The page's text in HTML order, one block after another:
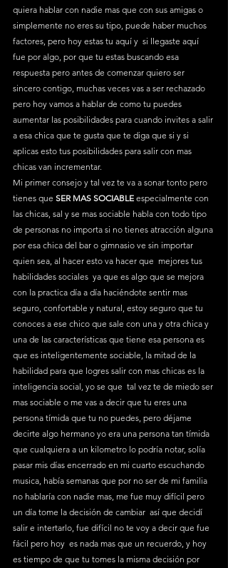
quiera hablar con nadie mas que con sus amigas o
simplemente no eres su tipo, puede haber muchos
factores, pero hoy estas tu aquí y  si llegaste aquí
fue por algo, por que tu estas buscando esa
respuesta pero antes de comenzar quiero ser
sincero contigo, muchas veces vas a ser rechazado
pero hoy vamos a hablar de como tu puedes
aumentar las posibilidades para cuando invites a salir
a esa chica que te gusta que te diga que si y si
aplicas esto tus posibilidades para salir con mas
chicas van incrementar.
Mi primer consejo y tal vez te va a sonar tonto pero
tienes que SER MAS SOCIABLE especialmente con
las chicas, sal y se mas sociable habla con todo tipo
de personas no importa si no tienes atracción alguna
por esa chica del bar o gimnasio ve sin importar
quien sea, al hacer esto va hacer que  mejores tus
habilidades sociales  ya que es algo que se mejora
con la practica día a día haciéndote sentir mas
seguro, confortable y natural, estoy seguro que tu
conoces a ese chico que sale con una y otra chica y
una de las características que tiene esa persona es
que es inteligentemente sociable, la mitad de la
habilidad para que logres salir con mas chicas es la
inteligencia social, yo se que  tal vez te de miedo ser
mas sociable o me vas a decir que tu eres una
persona tímida que tu no puedes, pero déjame
decirte algo hermano yo era una persona tan tímida
que cualquiera a un kilometro lo podría notar, solía
pasar mis días encerrado en mi cuarto escuchando
musica, había semanas que por no ser de mi familia
no hablaría con nadie mas, me fue muy difícil pero
un día tome la decisión de cambiar  así que decidí
salir e intertarlo, fue difícil no te voy a decir que fue
fácil pero hoy  es nada mas que un recuerdo, y hoy
es tiempo de que tu tomes la misma decisión por